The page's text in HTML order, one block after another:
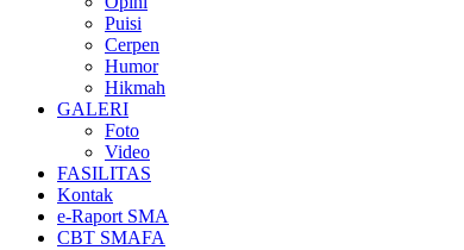
Puisi
Cerpen
Humor
Hikmah
GALERI
Foto
Video
FASILITAS
Kontak
e-Raport SMA
CBT SMAFA